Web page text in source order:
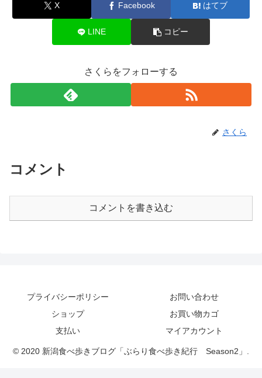
X Facebook はてブ
LINE コピー
さくらをフォローする
さくら
コメント
コメントを書き込む
プライバシーポリシー
お問い合わせ
ショップ
お買い物カゴ
支払い
マイアカウント
© 2020 新潟食べ歩きブログ「ぶらり食べ歩き紀行 Season2」.